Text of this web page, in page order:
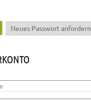
(aktiver Reiter)
Neues Passwort anfordern